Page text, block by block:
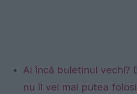
Ai încă buletinul vechi?
nu îl vei mai putea